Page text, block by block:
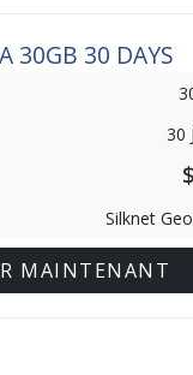
30GB 30 DAYS
30
Silknet
MAINTENANT